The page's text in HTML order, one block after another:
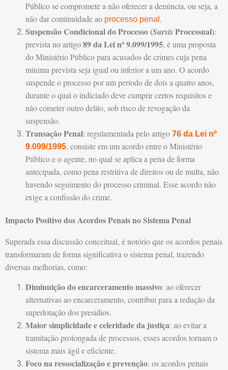
Público se compromete a não oferecer a denúncia, ou seja, a
não dar continuidade ao processo penal .
Suspensão Condicional do Processo (SursisProcessual):
prevista no artigo89 da Lei nº 9.099/1995, é uma proposta
do Ministério Público para acusados de crimes cuja pena
mínima prevista seja igual ou inferior a um ano. O acordo
suspende o processo por um período de dois a quatro anos,
durante o qual o indiciado deve cumprir certos requisitos e
não cometer outro delito, sob risco de revogação da
suspensão.
Transação Penal: regulamentada pelo artigo 76 da Lei nº
9.099/1995, consiste em um acordo entre o Ministério
Público e o agente, no qual se aplica a pena de forma
antecipada, como pena restritiva de direitos ou de multa, não
havendo seguimento do processo criminal. Esse acordo não
exige a confissão do crime.
Impacto Positivo dos Acordos Penais no Sistema Penal
Superada essa discussão conceitual, é notório que os acordos penais
transformaram de forma significativa o sistema penal, trazendo
diversas melhorias, como:
Diminuição do encarceramento massivo: ao oferecer
alternativas ao encarceramento, contribui para a redução da
superlotação dos presídios.
Maior simplicidade e celeridade da justiça: ao evitar a
tramitação prolongada de processos, esses acordos tornam o
sistema mais ágil e eficiente.
Foco na ressocialização e prevenção: os acordos penais